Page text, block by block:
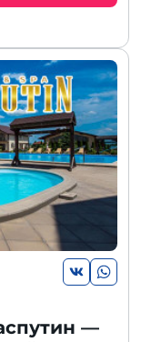
—